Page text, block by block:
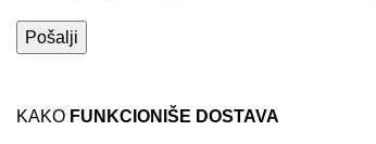
KAKO FUNKCIONIŠE DOSTAVA